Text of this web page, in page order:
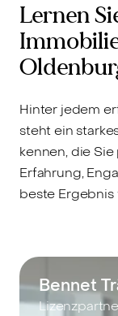
Lernen
Hinter jedem
steht ein
kennen, die
Erfahrung,
beste Ergebnis
Bennet